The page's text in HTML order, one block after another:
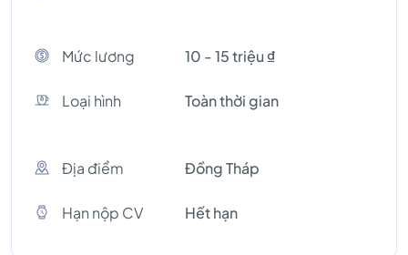
Mức lương 10 - 15 triệu ₫
Loại hình Toàn thời gian
Địa điểm Đồng Tháp
Hạn nộp CV Hết hạn